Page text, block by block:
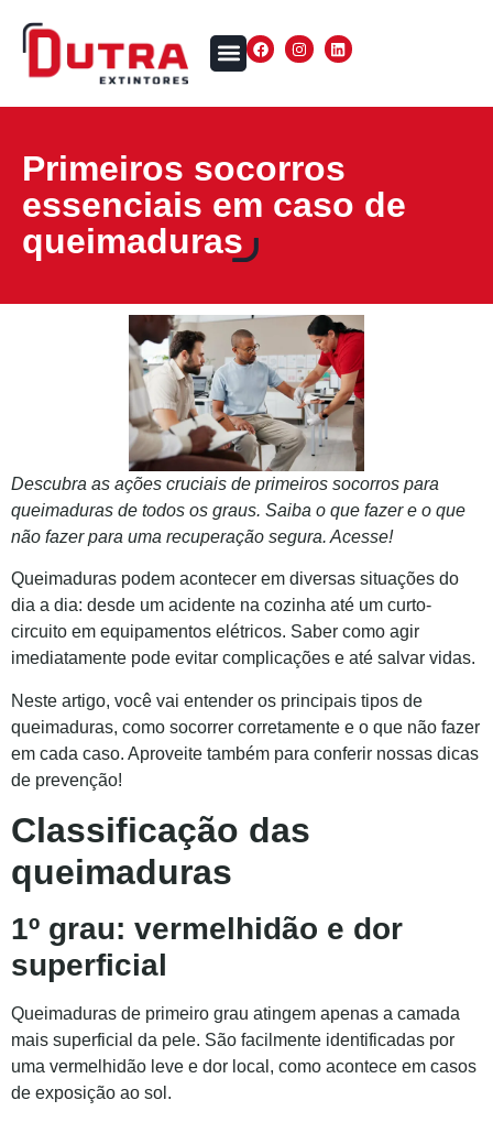
Primeiros socorros
essenciais em caso de
queimaduras
Descubra as ações cruciais de primeiros socorros para
queimaduras de todos os graus. Saiba o que fazer e o que
não fazer para uma recuperação segura. Acesse!
Queimaduras podem acontecer em diversas situações do
dia a dia: desde um acidente na cozinha até um curto-
circuito em equipamentos elétricos. Saber como agir
imediatamente pode evitar complicações e até salvar vidas.
Neste artigo, você vai entender os principais tipos de
queimaduras, como socorrer corretamente e o que não fazer
em cada caso. Aproveite também para conferir nossas dicas
de prevenção!
Classificação das
queimaduras
1º grau: vermelhidão e dor
superficial
Queimaduras de primeiro grau atingem apenas a camada
mais superficial da pele. São facilmente identificadas por
uma vermelhidão leve e dor local, como acontece em casos
de exposição ao sol.